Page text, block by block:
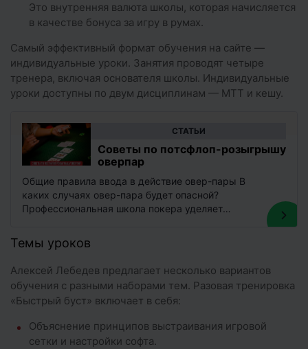
Это внутренняя валюта школы, которая начисляется
в качестве бонуса за игру в румах.
Самый эффективный формат обучения на сайте —
индивидуальные уроки. Занятия проводят четыре
тренера, включая основателя школы. Индивидуальные
уроки доступны по двум дисциплинам — МТТ и кешу.
CТАТЬИ
Советы по потсфлоп-розыгрышу
оверпар
Общие правила ввода в действие овер-пары В
каких случаях овер-пара будет опасной?
Профессиональная школа покера уделяет
Темы уроков
Алексей Лебедев предлагает несколько вариантов
обучения с разными наборами тем. Разовая тренировка
«Быстрый буст» включает в себя:
Объяснение принципов выстраивания игровой
сетки и настройки софта.